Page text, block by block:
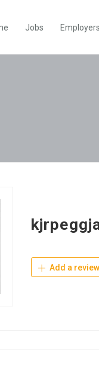
Jobs Employers
Add a review